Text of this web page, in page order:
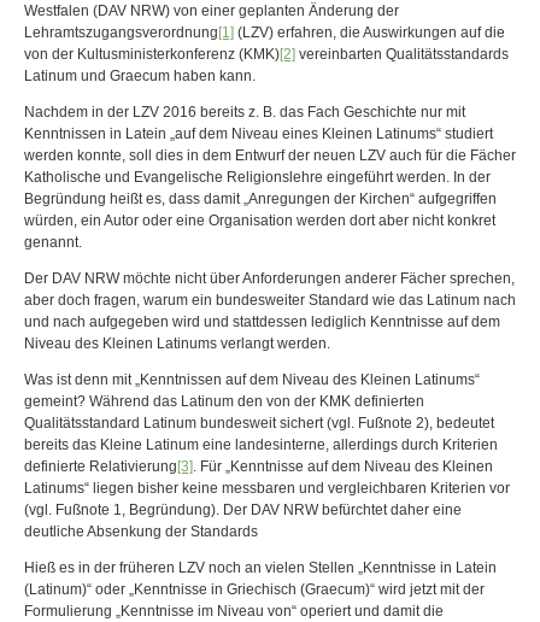
Westfalen (DAV NRW) von einer geplanten Änderung der
Lehramtszugangsverordnung [1] (LZV) erfahren, die Auswirkungen auf die
von der Kultusministerkonferenz (KMK)[2] vereinbarten Qualitätsstandards
Latinum und Graecum haben kann.
Nachdem in der LZV 2016 bereits z. B. das Fach Geschichte nur mit
Kenntnissen in Latein „auf dem Niveau eines Kleinen Latinums“ studiert
werden konnte, soll dies in dem Entwurf der neuen LZV auch für die Fächer
Katholische und Evangelische Religionslehre eingeführt werden. In der
Begründung heißt es, dass damit „Anregungen der Kirchen“ aufgegriffen
würden, ein Autor oder eine Organisation werden dort aber nicht konkret
genannt.
Der DAV NRW möchte nicht über Anforderungen anderer Fächer sprechen,
aber doch fragen, warum ein bundesweiter Standard wie das Latinum nach
und nach aufgegeben wird und stattdessen lediglich Kenntnisse auf dem
Niveau des Kleinen Latinums verlangt werden.
Was ist denn mit „Kenntnissen auf dem Niveau des Kleinen Latinums“
gemeint? Während das Latinum den von der KMK definierten
Qualitätsstandard Latinum bundesweit sichert (vgl. Fußnote 2), bedeutet
bereits das Kleine Latinum eine landesinterne, allerdings durch Kriterien
definierte Relativierung [3]. Für „Kenntnisse auf dem Niveau des Kleinen
Latinums“ liegen bisher keine messbaren und vergleichbaren Kriterien vor
(vgl. Fußnote 1, Begründung). Der DAV NRW befürchtet daher eine
deutliche Absenkung der Standards
Hieß es in der früheren LZV noch an vielen Stellen „Kenntnisse in Latein
(Latinum)“ oder „Kenntnisse in Griechisch (Graecum)“ wird jetzt mit der
Formulierung „Kenntnisse im Niveau von“ operiert und damit die